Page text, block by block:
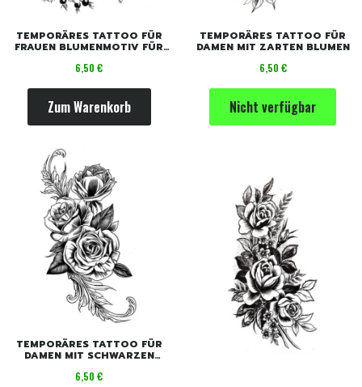
TEMPORÄRES TATTOO FÜR
FRAUEN BLUMENMOTIV FÜR
Preis
6,50 €
Zum Warenkorb
TEMPORÄRES TATTOO FÜR
DAMEN MIT ZARTEN BLUMEN
Preis
6,50 €
Nicht verfügbar
TEMPORÄRES TATTOO FÜR
DAMEN MIT SCHWARZEN
Preis
6,50 €